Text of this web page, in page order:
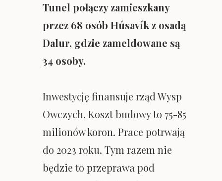
Tunel połączy zamieszkany
przez 68 osób Húsavík z osadą
Dalur, gdzie zameldowane są
34 osoby.
Inwestycję finansuje rząd Wysp
Owczych. Koszt budowy to 75-85
milionów koron. Prace potrwają
do 2023 roku. Tym razem nie
będzie to przeprawa pod